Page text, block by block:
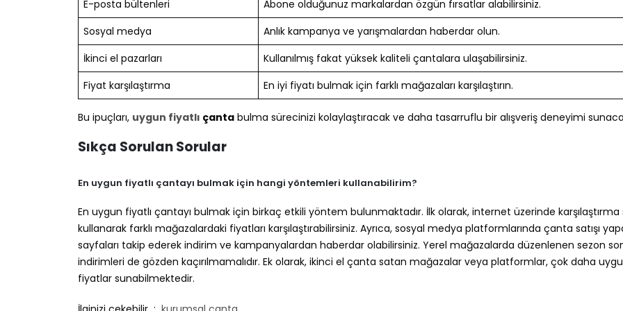
E-posta bültenleri
Abone olduğunuz markalardan özgün fırsatlar alabilirsiniz.
Sosyal medya
Anlık kampanya ve yarışmalardan haberdar olun.
İkinci el pazarları
Kullanılmış fakat yüksek kaliteli çantalara ulaşabilirsiniz.
Fiyat karşılaştırma
En iyi fiyatı bulmak için farklı mağazaları karşılaştırın.
Bu ipuçları, uygun fiyatlı çanta bulma sürecinizi kolaylaştıracak ve daha tasarruflu bir alışveriş deneyimi
Sıkça Sorulan Sorular
En uygun fiyatlı çantayı bulmak için hangi yöntemleri kullanabilirim?
En uygun fiyatlı çantayı bulmak için birkaç etkili yöntem bulunmaktadır. İlk olarak, internet üzerinde karşılaştırma
kullanarak farklı mağazalardaki fiyatları karşılaştırabilirsiniz. Ayrıca, sosyal medya platformlarında çanta satışı
sayfaları takip ederek indirim ve kampanyalardan haberdar olabilirsiniz. Yerel mağazalarda düzenlenen sezon
indirimleri de gözden kaçırılmamalıdır. Ek olarak, ikinci el çanta satan mağazalar veya platformlar, çok daha
fiyatlar sunabilmektedir.